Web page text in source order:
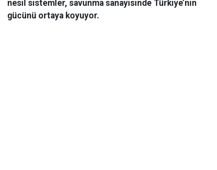
nesil sistemler, savunma sanayisinde Türkiye’nin
gücünü ortaya koyuyor.